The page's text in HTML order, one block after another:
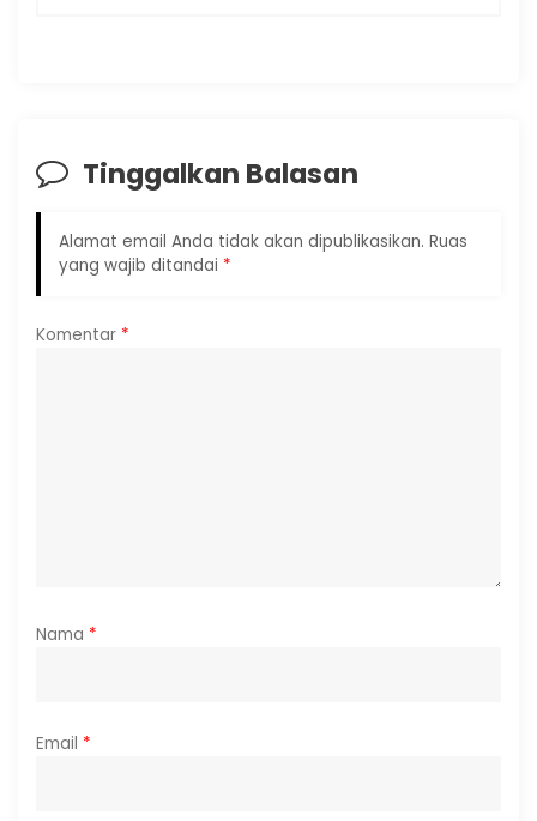
Tinggalkan Balasan
Alamat email Anda tidak akan dipublikasikan. Ruas
yang wajib ditandai *
Komentar *
Nama *
Email *